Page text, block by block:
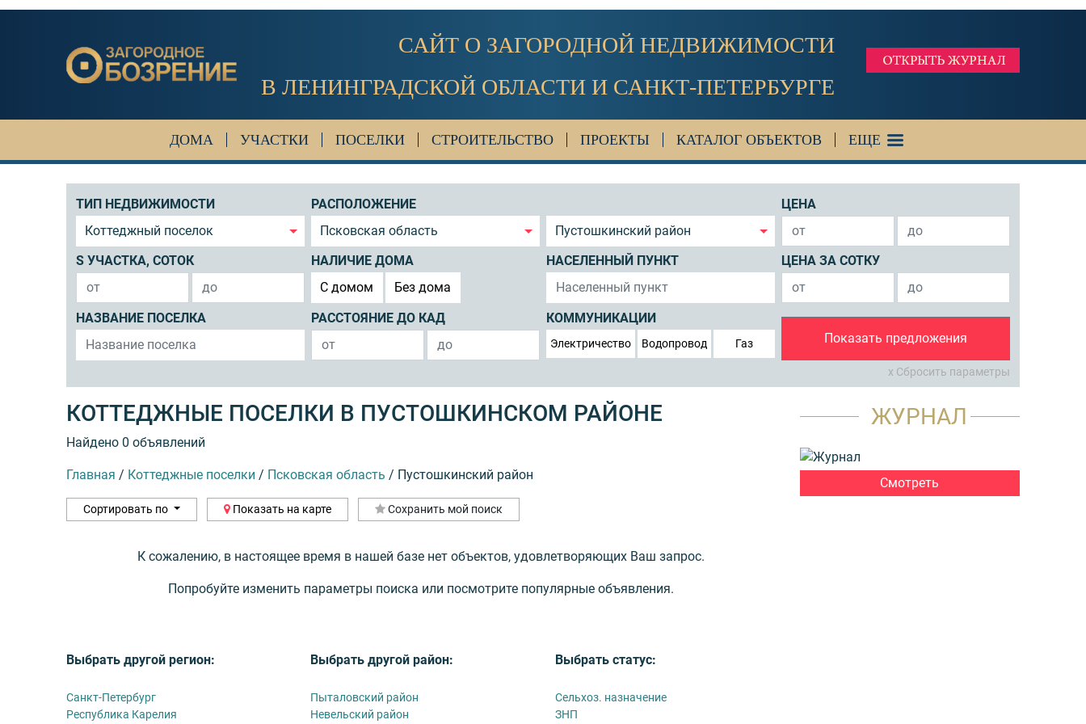
САЙТ О ЗАГОРОДНОЙ НЕДВИЖИМОСТИ
В ЛЕНИНГРАДСКОЙ ОБЛАСТИ И САНКТ-ПЕТЕРБУРГЕ
ДОМА УЧАСТКИ ПОСЕЛКИ СТРОИТЕЛЬСТВО ПРОЕКТЫ КАТАЛОГ ОБЪЕКТОВ ЕЩЕ
ТИП НЕДВИЖИМОСТИ
Коттеджный поселок
РАСПОЛОЖЕНИЕ
Псковская область
Пустошкинский район
ЦЕНА
S УЧАСТКА, СОТОК
НАЛИЧИЕ ДОМА
C домом
Без дома
НАСЕЛЕННЫЙ ПУНКТ ЦЕНА ЗА СОТКУ
НАЗВАНИЕ ПОСЕЛКА РАССТОЯНИЕ ДО КАД КОММУНИКАЦИИ
Электричество Водопровод Газ Показать предложения
x Сбросить параметры
КОТТЕДЖНЫЕ ПОСЕЛКИ В ПУСТОШКИНСКОМ РАЙОНЕ
Найдено 0 объявлений
Главная / Коттеджные поселки / Псковская область / Пустошкинский район
Сортировать по Показать на карте Сохранить мой поиск
К сожалению, в настоящее время в нашей базе нет объектов, удовлетворяющих Ваш запрос.
Попробуйте изменить параметры поиска или посмотрите популярные объявления.
Выбрать другой регион:
Санкт-Петербург
Республика Карелия
Выбрать другой район:
Пыталовский район
Невельский район
Выбрать статус:
Сельхоз. назначение
ЗНП
ЖУРНАЛ
Смотреть